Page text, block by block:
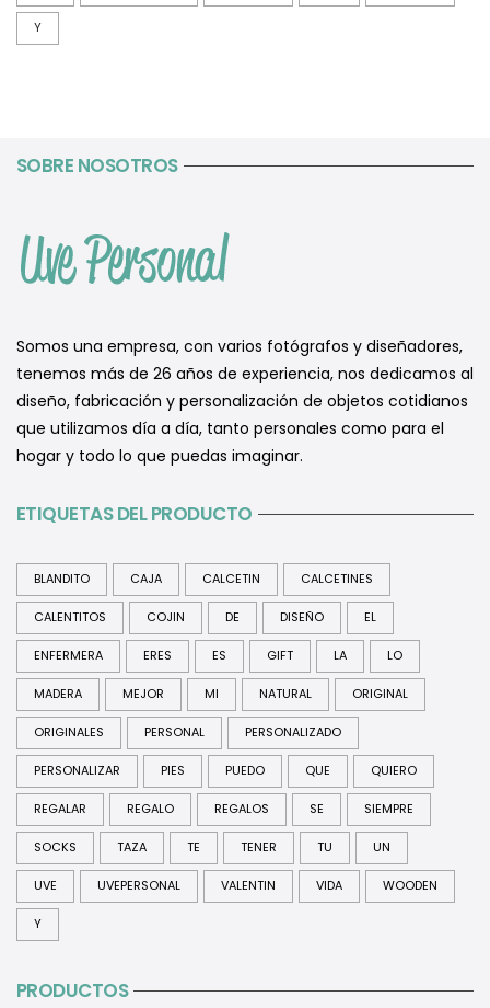
Y
SOBRE NOSOTROS
Somos una empresa, con varios fotógrafos y diseñadores,
tenemos más de 26 años de experiencia, nos dedicamos al
diseño, fabricación y personalización de objetos cotidianos
que utilizamos día a día, tanto personales como para el
hogar y todo lo que puedas imaginar.
ETIQUETAS DEL PRODUCTO
BLANDITO CAJA CALCETIN CALCETINES
CALENTITOS COJIN DE DISEÑO EL
ENFERMERA ERES ES GIFT LA LO
MADERA MEJOR MI NATURAL ORIGINAL
ORIGINALES PERSONAL PERSONALIZADO
PERSONALIZAR PIES PUEDO QUE QUIERO
REGALAR REGALO REGALOS SE SIEMPRE
SOCKS TAZA TE TENER TU UN
UVE UVEPERSONAL VALENTIN VIDA WOODEN
Y
PRODUCTOS